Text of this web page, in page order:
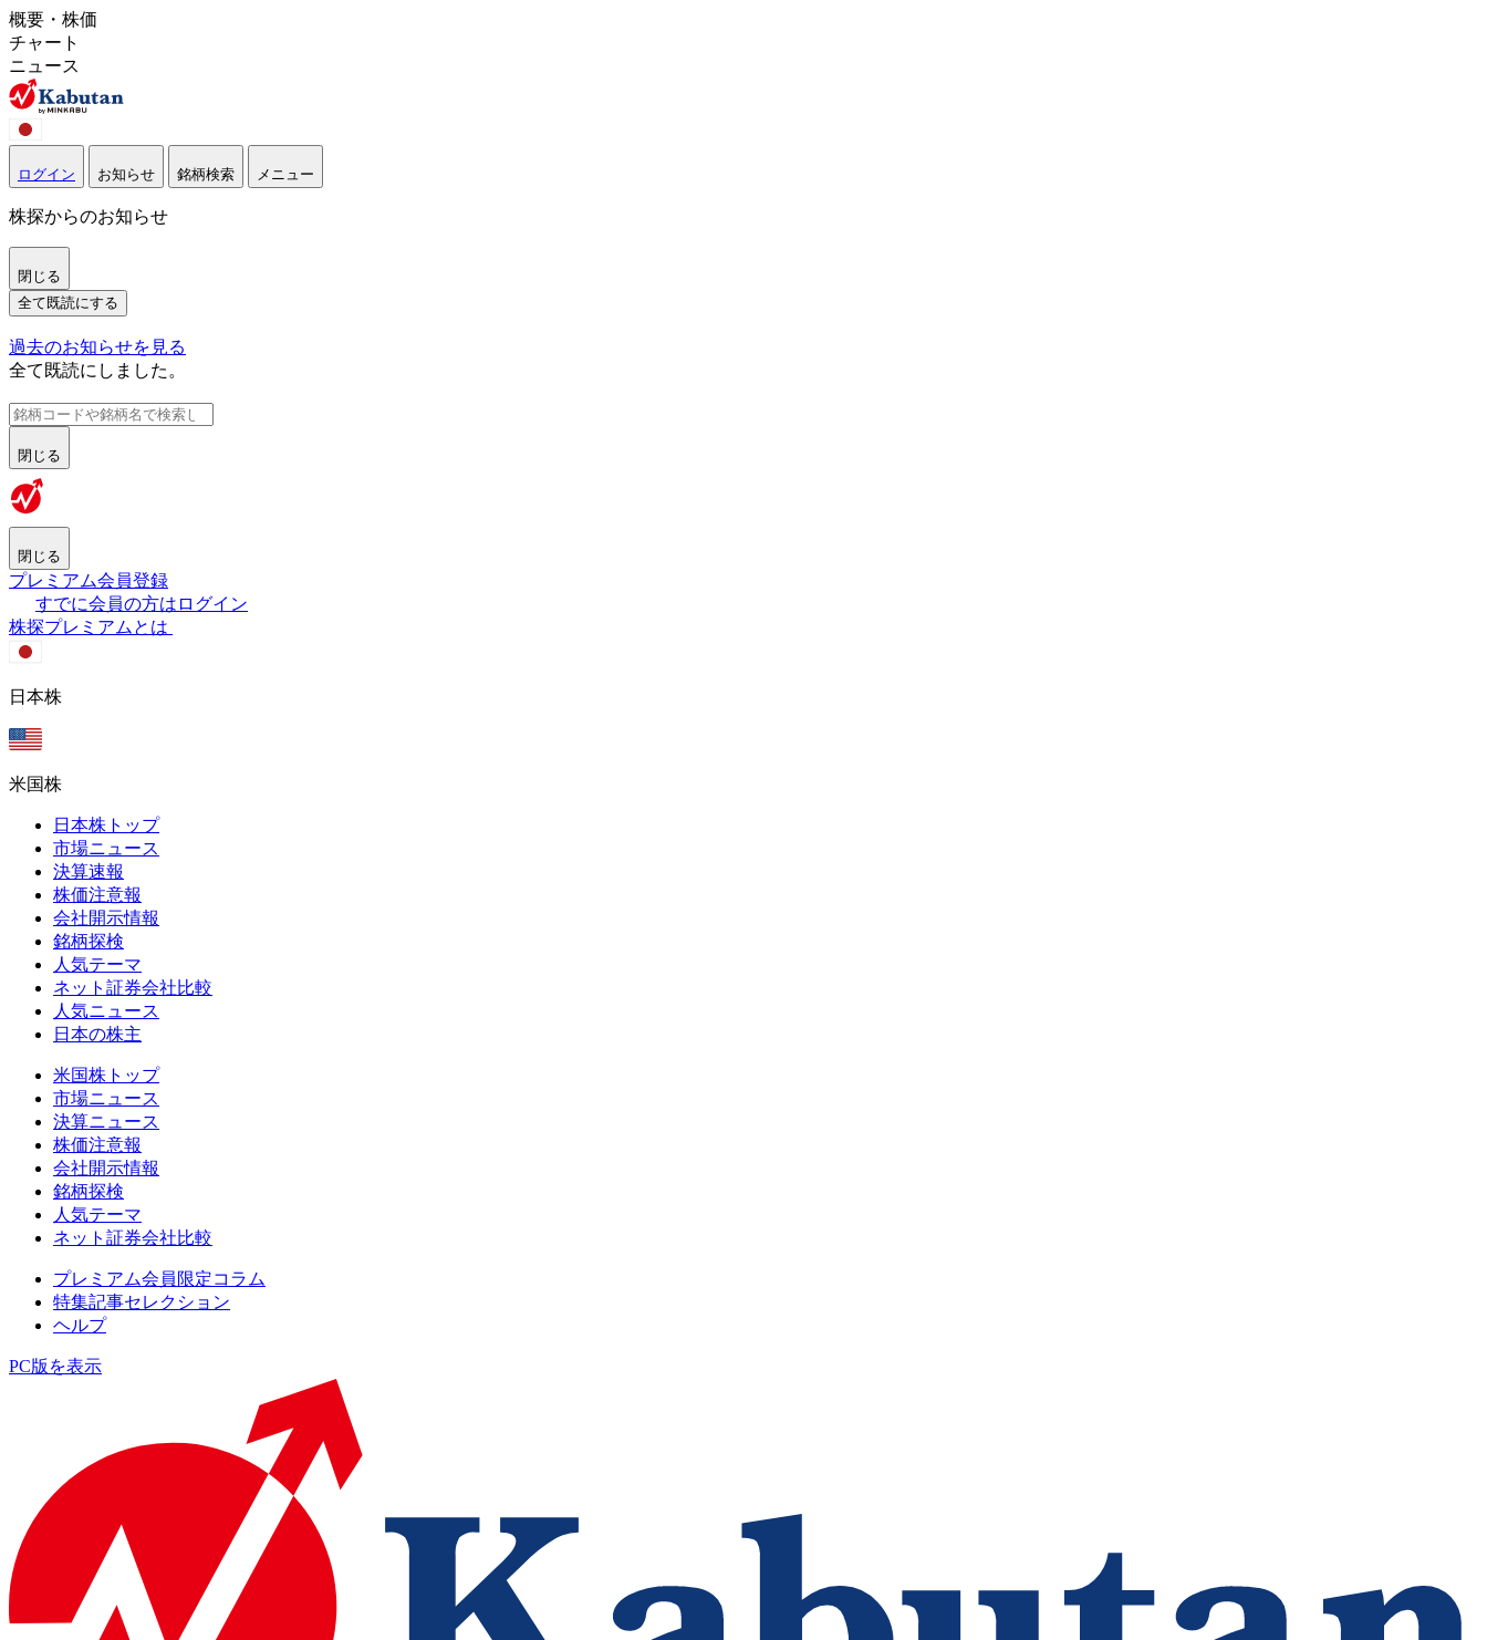
概要・株価
チャート
ニュース
ログイン お知らせ 銘柄検索 メニュー
株探からのお知らせ
閉じる
全て既読にする
過去のお知らせを見る
全て既読にしました。
閉じる
閉じる
プレミアム会員登録
すでに会員の方はログイン
株探プレミアムとは
日本株
米国株
日本株トップ
市場ニュース
決算速報
株価注意報
会社開示情報
銘柄探検
人気テーマ
ネット証券会社比較
人気ニュース
日本の株主
米国株トップ
市場ニュース
決算ニュース
株価注意報
会社開示情報
銘柄探検
人気テーマ
ネット証券会社比較
プレミアム会員限定コラム
特集記事セレクション
ヘルプ
PC版を表示